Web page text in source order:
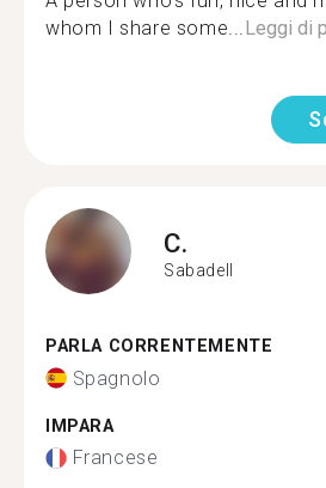
whom I share some...Leggi di
C.
Sabadell
PARLA CORRENTEMENTE
Spagnolo
IMPARA
Francese